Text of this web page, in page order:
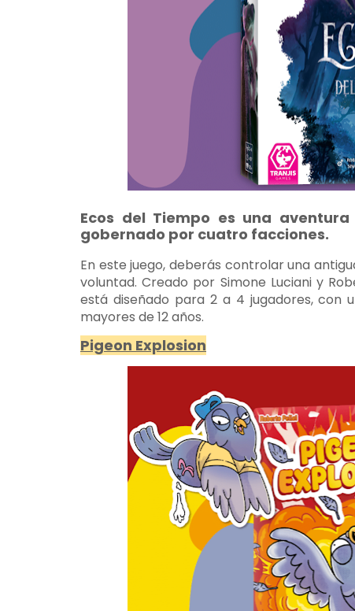
Ecos del Tiempo es una
gobernado por cuatro facciones.
En este juego, deberás controlar una
voluntad. Creado por Simone Luciani y
está diseñado para 2 a 4 jugadores, con
mayores de 12 años.
Pigeon Explosion